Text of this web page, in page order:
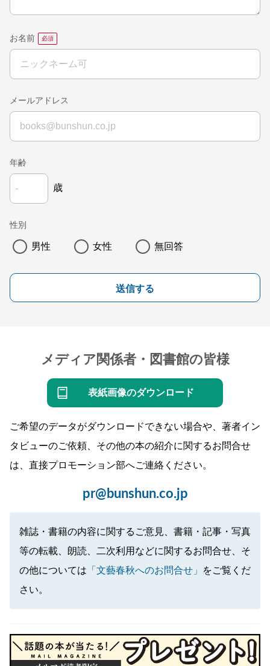
お名前
メールアドレス
年齢
歳
性別
男性 女性 無回答
送信する
メディア関係者・図書館の皆様
表紙画像のダウンロード
ご希望のデータがダウンロードできない場合や、著者イン
タビューのご依頼、その他の本の紹介に関するお問合せ
は、直接プロモーション部へご連絡ください。
pr@bunshun.co.jp
雑誌・書籍の内容に関するご意見、書籍・記事・写真
等の転載、朗読、二次利用などに関するお問合せ、そ
の他については 「文藝春秋へのお問合せ」
をご覧くだ
さい。